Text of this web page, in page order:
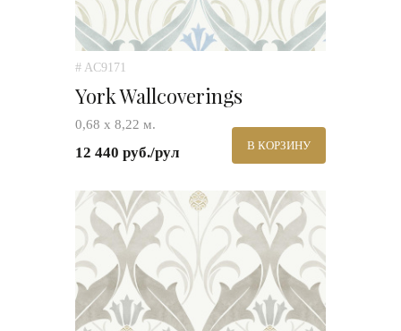
# AC9171
York Wallcoverings
0,68 х 8,22 м.
12 440 руб./рул В КОРЗИНУ